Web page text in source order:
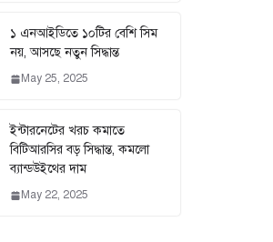
১ এনআইডিতে ১০টির বেশি সিম
নয়, আসছে নতুন সিদ্ধান্ত
May 25, 2025
ইন্টারনেটের খরচ কমাতে
বিটিআরসির বড় সিদ্ধান্ত, কমলো
ব্যান্ডউইথের দাম
May 22, 2025